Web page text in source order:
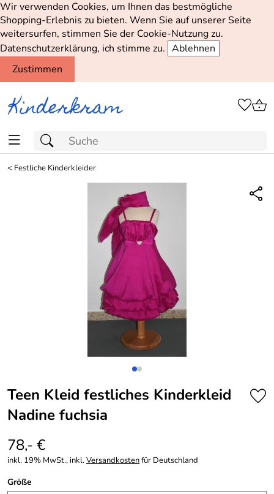
Wir verwenden Cookies, um Ihnen das bestmögliche
Shopping-Erlebnis zu bieten. Wenn Sie auf unserer Seite
weitersurfen, stimmen Sie der Cookie-Nutzung zu.
Datenschutzerklärung, ich stimme zu. Ablehnen
Zustimmen
< Festliche Kinderkleider
Teen Kleid festliches Kinderkleid
Nadine fuchsia
78,- €
inkl. 19% MwSt., inkl.Versandkostenfür Deutschland
Größe